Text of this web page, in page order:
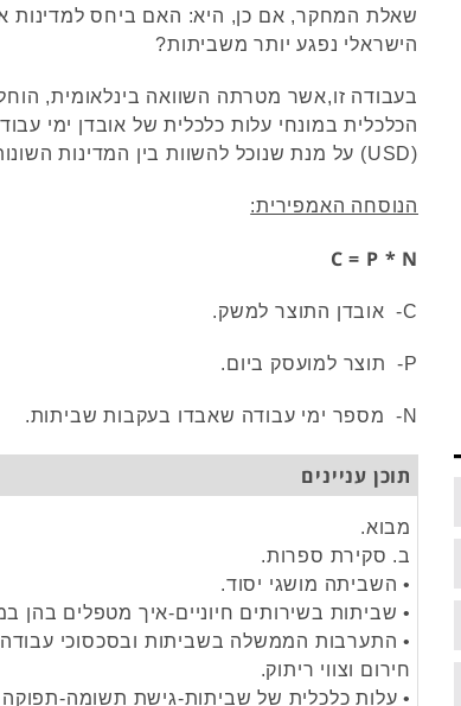
שאלת המחקר, אם כן, היא: האם ביחס למדינות
הישראלי נפגע יותר משביתות?
בעבודה זו,אשר מטרתה השוואה בינלאומית,
הכלכלית במונחי עלות כלכלית של אובדן ימי
(USD) על מנת שנוכל להשוות בין המדינות השונות.
הנוסחה האמפירית:
C = P * N
C- אובדן התוצר למשק.
P- תוצר למועסק ביום.
N- מספר ימי עבודה שאבדו בעקבות שביתות.
תוכן עניינים
מבוא.
ב. סקירת ספרות.
• השביתה מושגי יסוד.
• שביתות בשירותים חיוניים-איך מטפלים בהן
• התערבות הממשלה בשביתות ובסכסוכי
חירום וצווי ריתוק.
• עלות כלכלית של שביתות-גישת תשומה-תפוקה